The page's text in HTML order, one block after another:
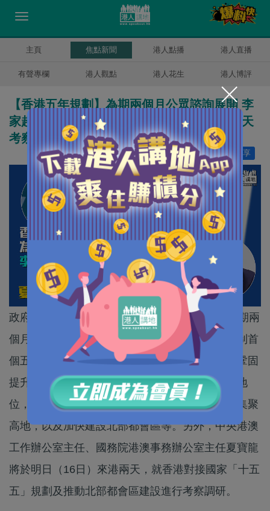
主頁 焦點新聞 港人點播 港人直播
有聲專欄 港人觀點 港人花生 港人博評
【香港五年規劃】為期兩個月公眾諮詢展開 李
家超形容是歷史性的一步 夏寶龍明起來港兩天
考察調研
分享
讚好 4
政府今日（15日）起就香港首份五年規劃展開為期兩
個月的公眾諮詢，行政長官李家超表示，香港編制首
個五年規劃是歷史性的一步，有重大意義，包括鞏固
提升香港在國際金融、航運、貿易、創科等優勢地
位，加強建設國際航空樞紐，打造國際高端人才集聚
高地，以及加快建設北部都會區等。另外，中央港澳
工作辦公室主任、國務院港澳事務辦公室主任夏寶龍
將於明日（16日）來港兩天，就香港對接國家「十五
五」規劃及推動北部都會區建設進行考察調研。